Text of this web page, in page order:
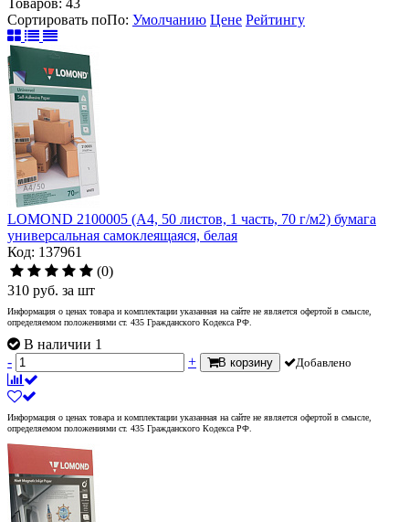
Сортировать поПо: Умолчанию Цене Рейтингу
LOMOND 2100005 (A4, 50 листов, 1 часть, 70 г/м2) бумага
универсальная самоклеящаяся, белая
Код: 137961
(0)
310 руб. за шт
Информация о ценах товара и комплектации указанная на сайте не является офертой в смысле,
определяемом положениями ст. 435 Гражданского Кодекса РФ.
В наличии 1
-
+ В корзину Добавлено
Информация о ценах товара и комплектации указанная на сайте не является офертой в смысле,
определяемом положениями ст. 435 Гражданского Кодекса РФ.